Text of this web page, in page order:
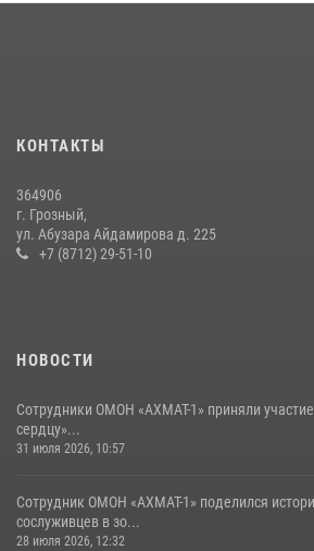
поисков Бекхана Аушева
Сотрудник ОМОН «АХМАТ-1» поделился
сослуживцев в зоне СВО
КОНТАКТЫ
364906
г. Грозный,
ул. Абузара Айдамирова д. 225
+7 (8712) 29-51-10
НОВОСТИ
Сотрудники ОМОН «АХМАТ-1» приняли
сердцу»...
31 июля 2026, 10:57
Сотрудник ОМОН «АХМАТ-1» поделился
сослуживцев в зо...
28 июля 2026, 12:32